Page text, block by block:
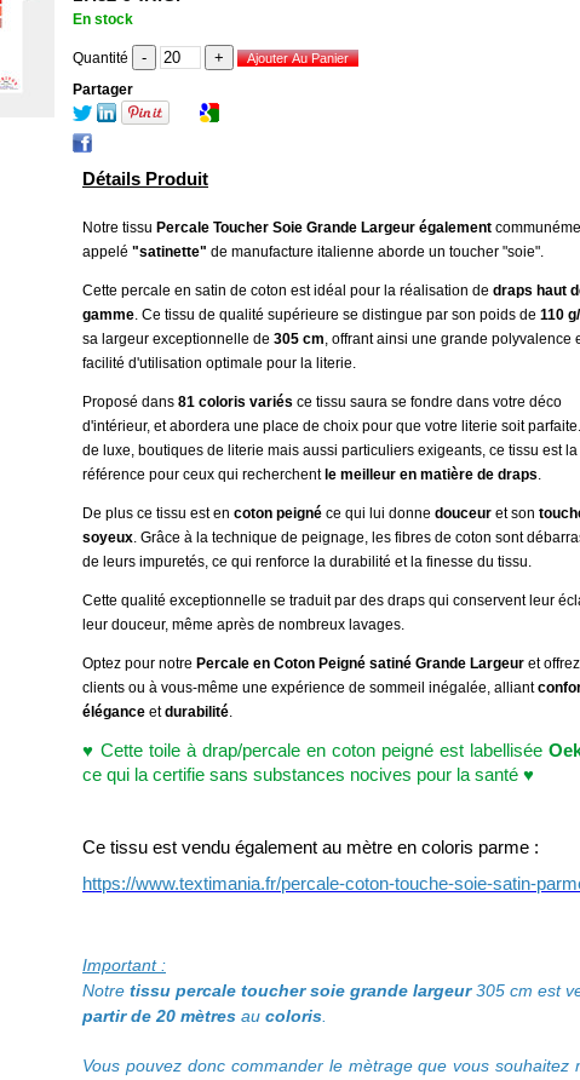
En stock
Quantité
Partager
Détails Produit
Notre tissu Percale Toucher Soie Grande Largeur également
appelé "satinette" de manufacture italienne aborde un toucher "soie".
Cette percale en satin de coton est idéal pour la réalisation de draps haut
gamme. Ce tissu de qualité supérieure se distingue par son poids de 110
sa largeur exceptionnelle de 305 cm, offrant ainsi une grande polyvalence
facilité d'utilisation optimale pour la literie.
Proposé dans 81 coloris variés ce tissu saura se fondre dans votre déco
d'intérieur, et abordera une place de choix pour que votre literie soit
de luxe, boutiques de literie mais aussi particuliers exigeants, ce tissu est la
référence pour ceux qui recherchent le meilleur en matière de draps.
De plus ce tissu est en coton peigné ce qui lui donne douceur et son
soyeux. Grâce à la technique de peignage, les fibres de coton sont
de leurs impuretés, ce qui renforce la durabilité et la finesse du tissu.
Cette qualité exceptionnelle se traduit par des draps qui conservent leur
leur douceur, même après de nombreux lavages.
Optez pour notre Percale en Coton Peigné satiné Grande Largeur et
clients ou à vous-même une expérience de sommeil inégalée, alliant
élégance etdurabilité.
♥ Cette toile à drap/percale en coton peigné est labellisée
ce qui la certifie sans substances nocives pour la santé ♥
Ce tissu est vendu également au mètre en coloris parme :
https://www.textimania.fr/percale-coton-touche-soie-satin-
Important :
Notre tissu percale toucher soie grande largeur305 cm est
partir de 20 mètres au coloris
Vous pouvez donc commander le mètrage que vous souhaitez